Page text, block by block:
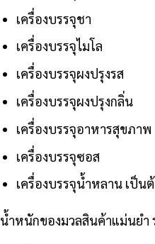
เครื่องบรรจุชา
เครื่องบรรจุไมโล
เครื่องบรรจุผงปรุงรส
เครื่องบรรจุผงปรุงกลิ่น
เครื่องบรรจุอาหารสุขภาพ
เครื่องบรรจุซอส
เครื่องบรรจุน้ำหลาน เป็น
น้ำหนักของมวลสินค้าแม่นยำ